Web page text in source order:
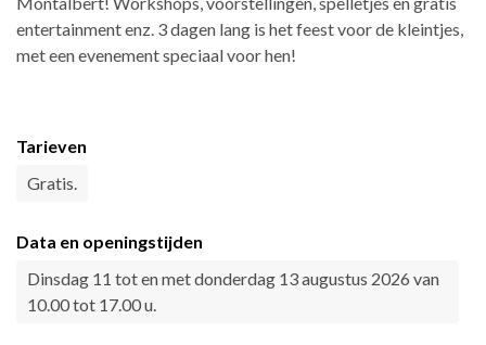
entertainment enz. 3 dagen lang is het feest voor de kleintjes,
met een evenement speciaal voor hen!
Tarieven
Gratis.
Data en openingstijden
Dinsdag 11 tot en met donderdag 13 augustus 2026 van
10.00 tot 17.00 u.